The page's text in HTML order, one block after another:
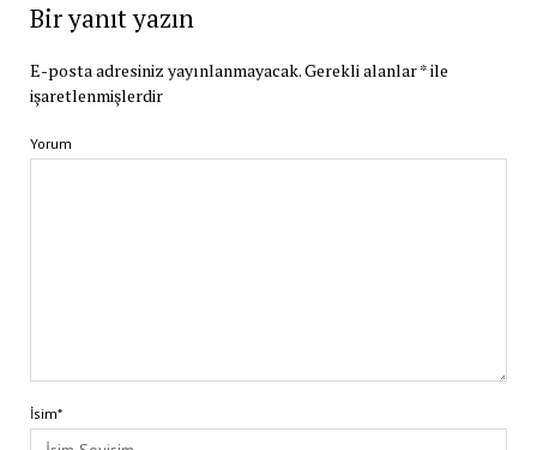
Bir yanıt yazın
E-posta adresiniz yayınlanmayacak.Gerekli alanlar*ile
işaretlenmişlerdir
Yorum
İsim*